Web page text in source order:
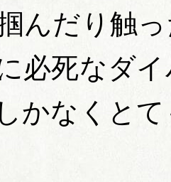
んだり触
必死なダ
かなくと